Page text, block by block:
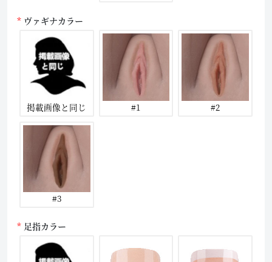
ヴァギナカラー
掲載画像と同じ #1 #2
#3
足指カラー